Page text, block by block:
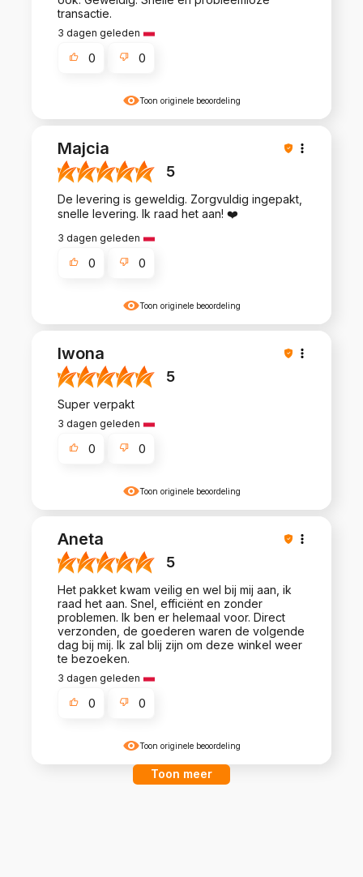
Toon originele beoordeling
transactie.
3 dagen geleden
0 0
Toon originele beoordeling
Majcia
5
De levering is geweldig. Zorgvuldig ingepakt,
snelle levering. Ik raad het aan! ❤️
3 dagen geleden
0 0
Toon originele beoordeling
Iwona
5
Super verpakt
3 dagen geleden
0 0
Toon originele beoordeling
Aneta
5
Het pakket kwam veilig en wel bij mij aan, ik
raad het aan. Snel, efficiënt en zonder
problemen. Ik ben er helemaal voor. Direct
verzonden, de goederen waren de volgende
dag bij mij. Ik zal blij zijn om deze winkel weer
te bezoeken.
3 dagen geleden
0 0
Toon meer